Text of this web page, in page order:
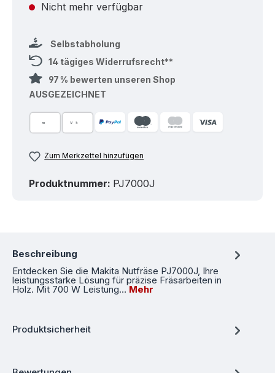
Nicht mehr verfügbar
Selbstabholung
14 tägiges Widerrufsrecht**
97 % bewerten unseren Shop
AUSGEZEICHNET
Zum Merkzettel hinzufügen
Produktnummer: PJ7000J
Beschreibung
Entdecken Sie die Makita Nutfräse PJ7000J, Ihre
leistungsstarke Lösung für präzise Fräsarbeiten in
Holz. Mit 700 W Leistung…Mehr
Produktsicherheit